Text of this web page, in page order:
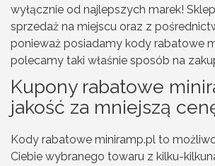
wyłącznie od najlepszych marek!
sprzedaż na miejscu oraz z
ponieważ posiadamy kody rabatowe
polecamy taki właśnie sposób na
Kupony rabatowe
jakość za mniejszą
Kody rabatowe miniramp.pl to
Ciebie wybranego towaru z kilku-